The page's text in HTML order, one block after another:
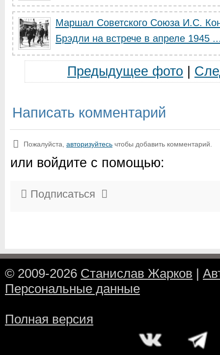
Маршал Советского Союза И.С.
Брэдли на встрече в апреле 1945
Предыдущее фото
Написать комментарий
Пожалуйста, авторизуйтесь чтобы добавить комментарий.
или войдите с помощью:
Подписаться
© 2009-2026 Станислав Жарков |
Персональные данные
Полная версия